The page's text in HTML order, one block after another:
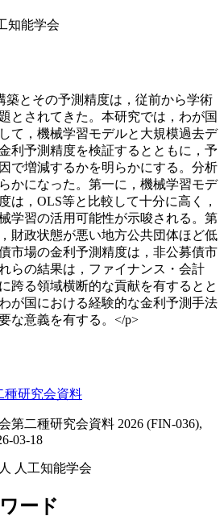
知能学会
築とその予測精度は，従前から学術
とされてきた。本研究では，わが国
て，機械学習モデルと大規模過去デ
利予測精度を検証するとともに，予
で増減するかを明らかにする。分析
かになった。第一に，機械学習モデ
は，OLS等と比較して十分に高く，
学習の活用可能性が示唆される。第
財政状態が悪い地方公共団体ほど低
市場の金利予測精度は，非公募債市
らの結果は，ファイナンス・会計
跨る領域横断的な貢献を有するとと
が国における経験的な金利予測手法
な意義を有する。</p>
種研究会資料
第二種研究会資料 2026 (FIN-036),
03-18
人工知能学会
ード